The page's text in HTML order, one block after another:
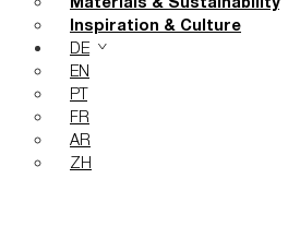
Materials & Sustainability
Inspiration & Culture
DE
EN
PT
FR
AR
ZH